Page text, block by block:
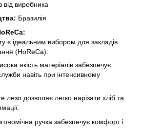
від виробника
Бразилія
є ідеальним вибором для закладів
(HoReCa):
якість матеріалів забезпечує
навіть при інтенсивному
лезо дозволяє легко нарізати хліб та
ручка забезпечує комфорт і